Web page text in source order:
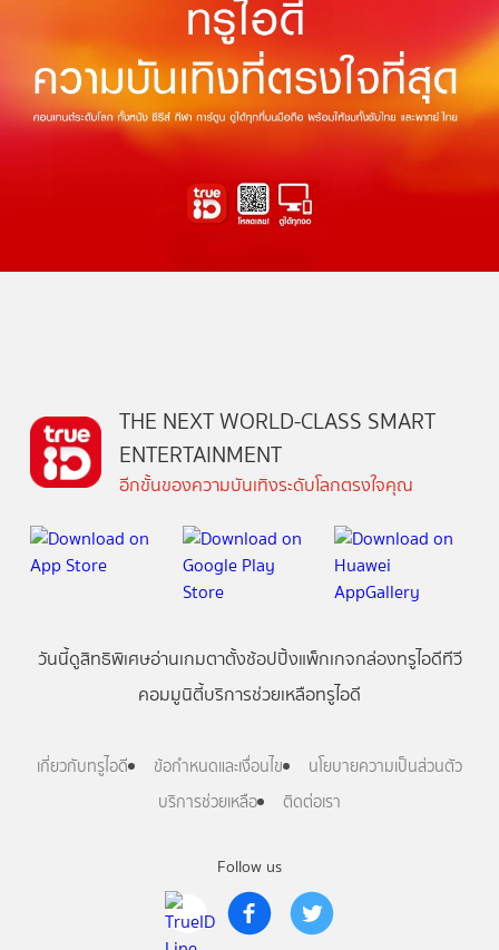
Follow us
THE NEXT WORLD-CLASS SMART
ENTERTAINMENT
อีกขั้นของความบันเทิงระดับโลกตรงใจคุณ
วันนี้ดูสิทธิพิเศษอ่านเกมตาตั้งช้อปปิ้งแพ็กเกจกล่องทรูไอดีทีวี
คอมมูนิตี้บริการช่วยเหลือทรูไอดี
เกี่ยวกับทรูไอดี ข้อกำหนดและเงื่อนไข
นโยบายความเป็นส่วนตัว
บริการช่วยเหลือ
ติดต่อเรา